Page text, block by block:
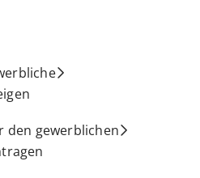
den gewerblichen